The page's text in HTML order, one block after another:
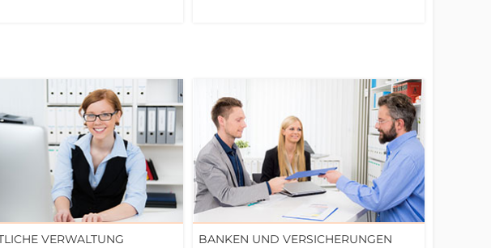
VERWALTUNG BANKEN UND VERSICHERUNGEN